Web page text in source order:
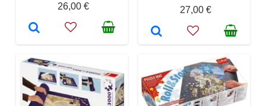
26,00 €
27,00 €